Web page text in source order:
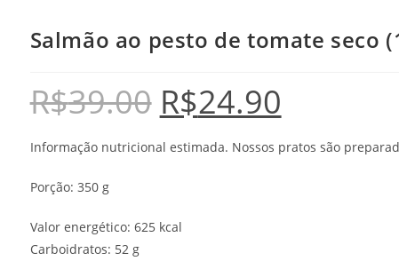
Salmão ao pesto de tomate seco
R$39.00 R$24.90
Informação nutricional estimada. Nossos pratos são
Porção: 350 g
Valor energético: 625 kcal
Carboidratos: 52 g